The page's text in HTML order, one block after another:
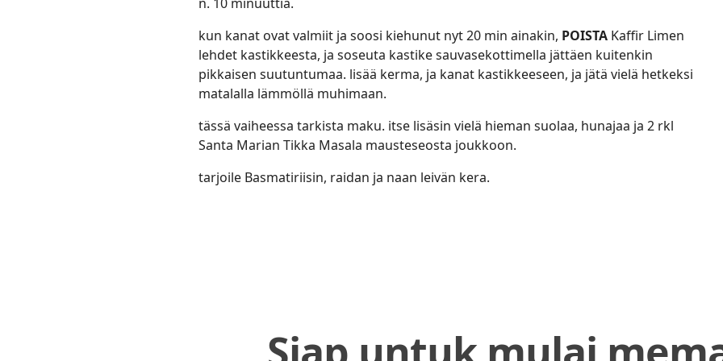
kun kanat ovat valmiit ja soosi kiehunut nyt 20 min ainakin, POISTA Kaffir Limen
lehdet kastikkeesta, ja soseuta kastike sauvasekottimella jättäen kuitenkin
pikkaisen suutuntumaa. lisää kerma, ja kanat kastikkeeseen, ja jätä vielä hetkeksi
matalalla lämmöllä muhimaan.
tässä vaiheessa tarkista maku. itse lisäsin vielä hieman suolaa, hunajaa ja 2 rkl
Santa Marian Tikka Masala mausteseosta joukkoon.
tarjoile Basmatiriisin, raidan ja naan leivän kera.